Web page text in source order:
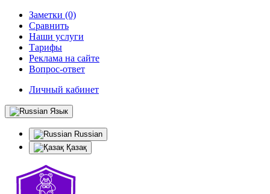
Заметки (0)
Сравнить
Наши услуги
Тарифы
Реклама на сайте
Вопрос-ответ
Личный кабинет
Язык
Russian
Қазақ